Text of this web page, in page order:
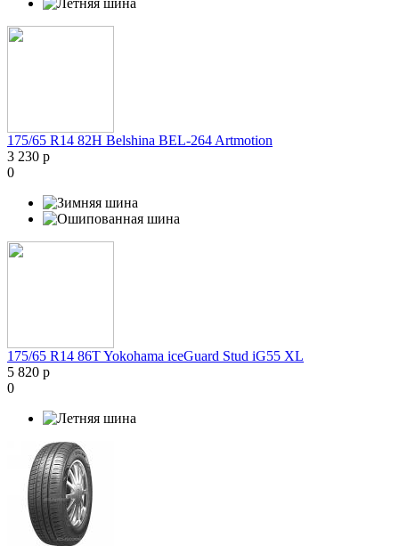
175/65 R14 82H Belshina BEL-264 Artmotion
3 230 р
0
175/65 R14 86T Yokohama iceGuard Stud iG55 XL
5 820 р
0